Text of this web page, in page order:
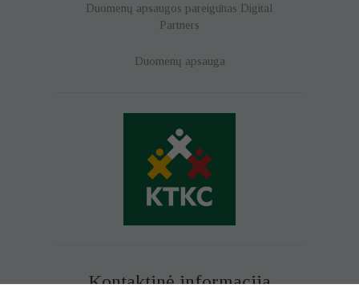
Duomenų apsaugos pareigūnas Digital
Partners
Duomenų apsauga
Kontaktinė informacija